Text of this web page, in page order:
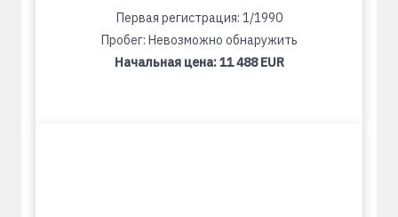
Первая регистрация: 1/1990
Пробег: Невозможно обнаружить
Начальная цена:11 488 EUR